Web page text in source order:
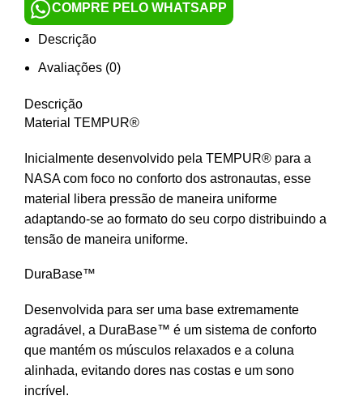
COMPRE PELO WHATSAPP
Descrição
Avaliações (0)
Descrição
Material TEMPUR®
Inicialmente desenvolvido pela TEMPUR® para a
NASA com foco no conforto dos astronautas, esse
material libera pressão de maneira uniforme
adaptando-se ao formato do seu corpo distribuindo a
tensão de maneira uniforme.
DuraBase™
Desenvolvida para ser uma base extremamente
agradável, a DuraBase™ é um sistema de conforto
que mantém os músculos relaxados e a coluna
alinhada, evitando dores nas costas e um sono
incrível.